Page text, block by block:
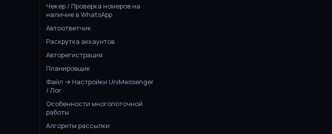
Чекер / Проверка номеров на
наличие в WhatsApp
Автоответчик
Раскрутка аккаунтов
Авторегистрация
Планировщик
Файл → Настройки UniMessenger
/ Лог
Особенности многопоточной
работы
Алгоритм рассылки